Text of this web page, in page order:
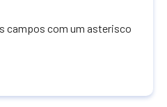
campos com um asterisco